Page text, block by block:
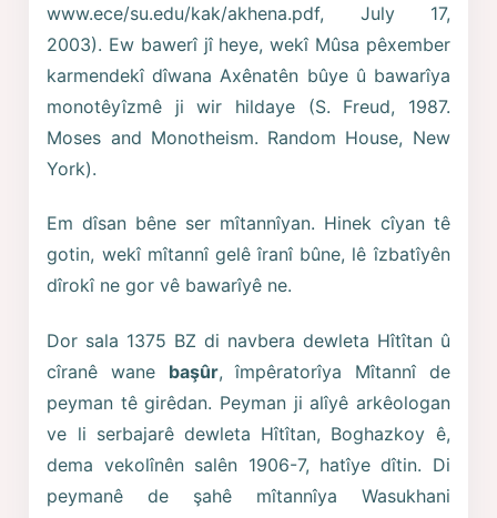
www.ece/su.edu/kak/akhena.pdf, July 17,
2003). Ew bawerî jî heye, wekî Mûsa pêxember
karmendekî dîwana Axênatên bûye û bawarîya
monotêyîzmê ji wir hildaye (S. Freud, 1987.
Moses and Monotheism. Random House, New
York).
Em dîsan bêne ser mîtannîyan. Hinek cîyan tê
gotin, wekî mîtannî gelê îranî bûne, lê îzbatîyên
dîrokî ne gor vê bawarîyê ne.
Dor sala 1375 BZ di navbera dewleta Hîtîtan û
cîranê wane başûr, împêratorîya Mîtannî de
peyman tê girêdan. Peyman ji alîyê arkêologan
ve li serbajarê dewleta Hîtîtan, Boghazkoy ê,
dema vekolînên salên 1906-7, hatîye dîtin. Di
peymanê de şahê mîtannîya Wasukhani